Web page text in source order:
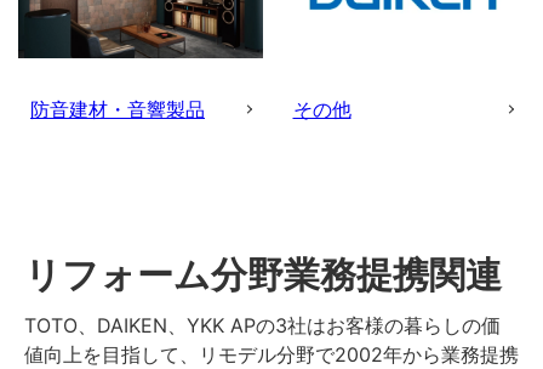
防音建材・音響製品 その他
リフォーム分野業務提携関連
TOTO、DAIKEN、YKK APの3社はお客様の暮らしの価
値向上を目指して、リモデル分野で2002年から業務提携